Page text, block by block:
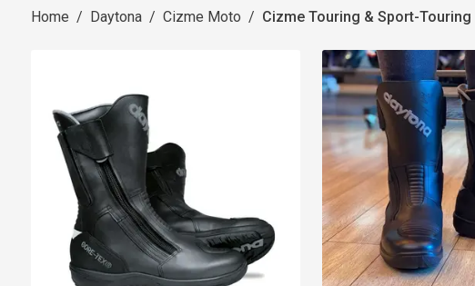
Home / Daytona / Cizme Moto / Cizme Touring & Sport-Touring